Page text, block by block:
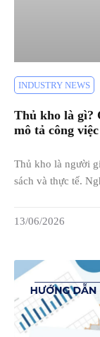
INDUSTRY NEWS
Thủ kho là gì?
mô tả công
Thủ kho là người
sách và thực tế.
13/06/2026